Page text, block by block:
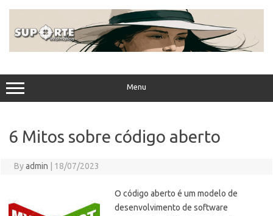
Menu
6 Mitos sobre código aberto
Byadmin 18/07/2023
O código aberto é um modelo de
desenvolvimento de software